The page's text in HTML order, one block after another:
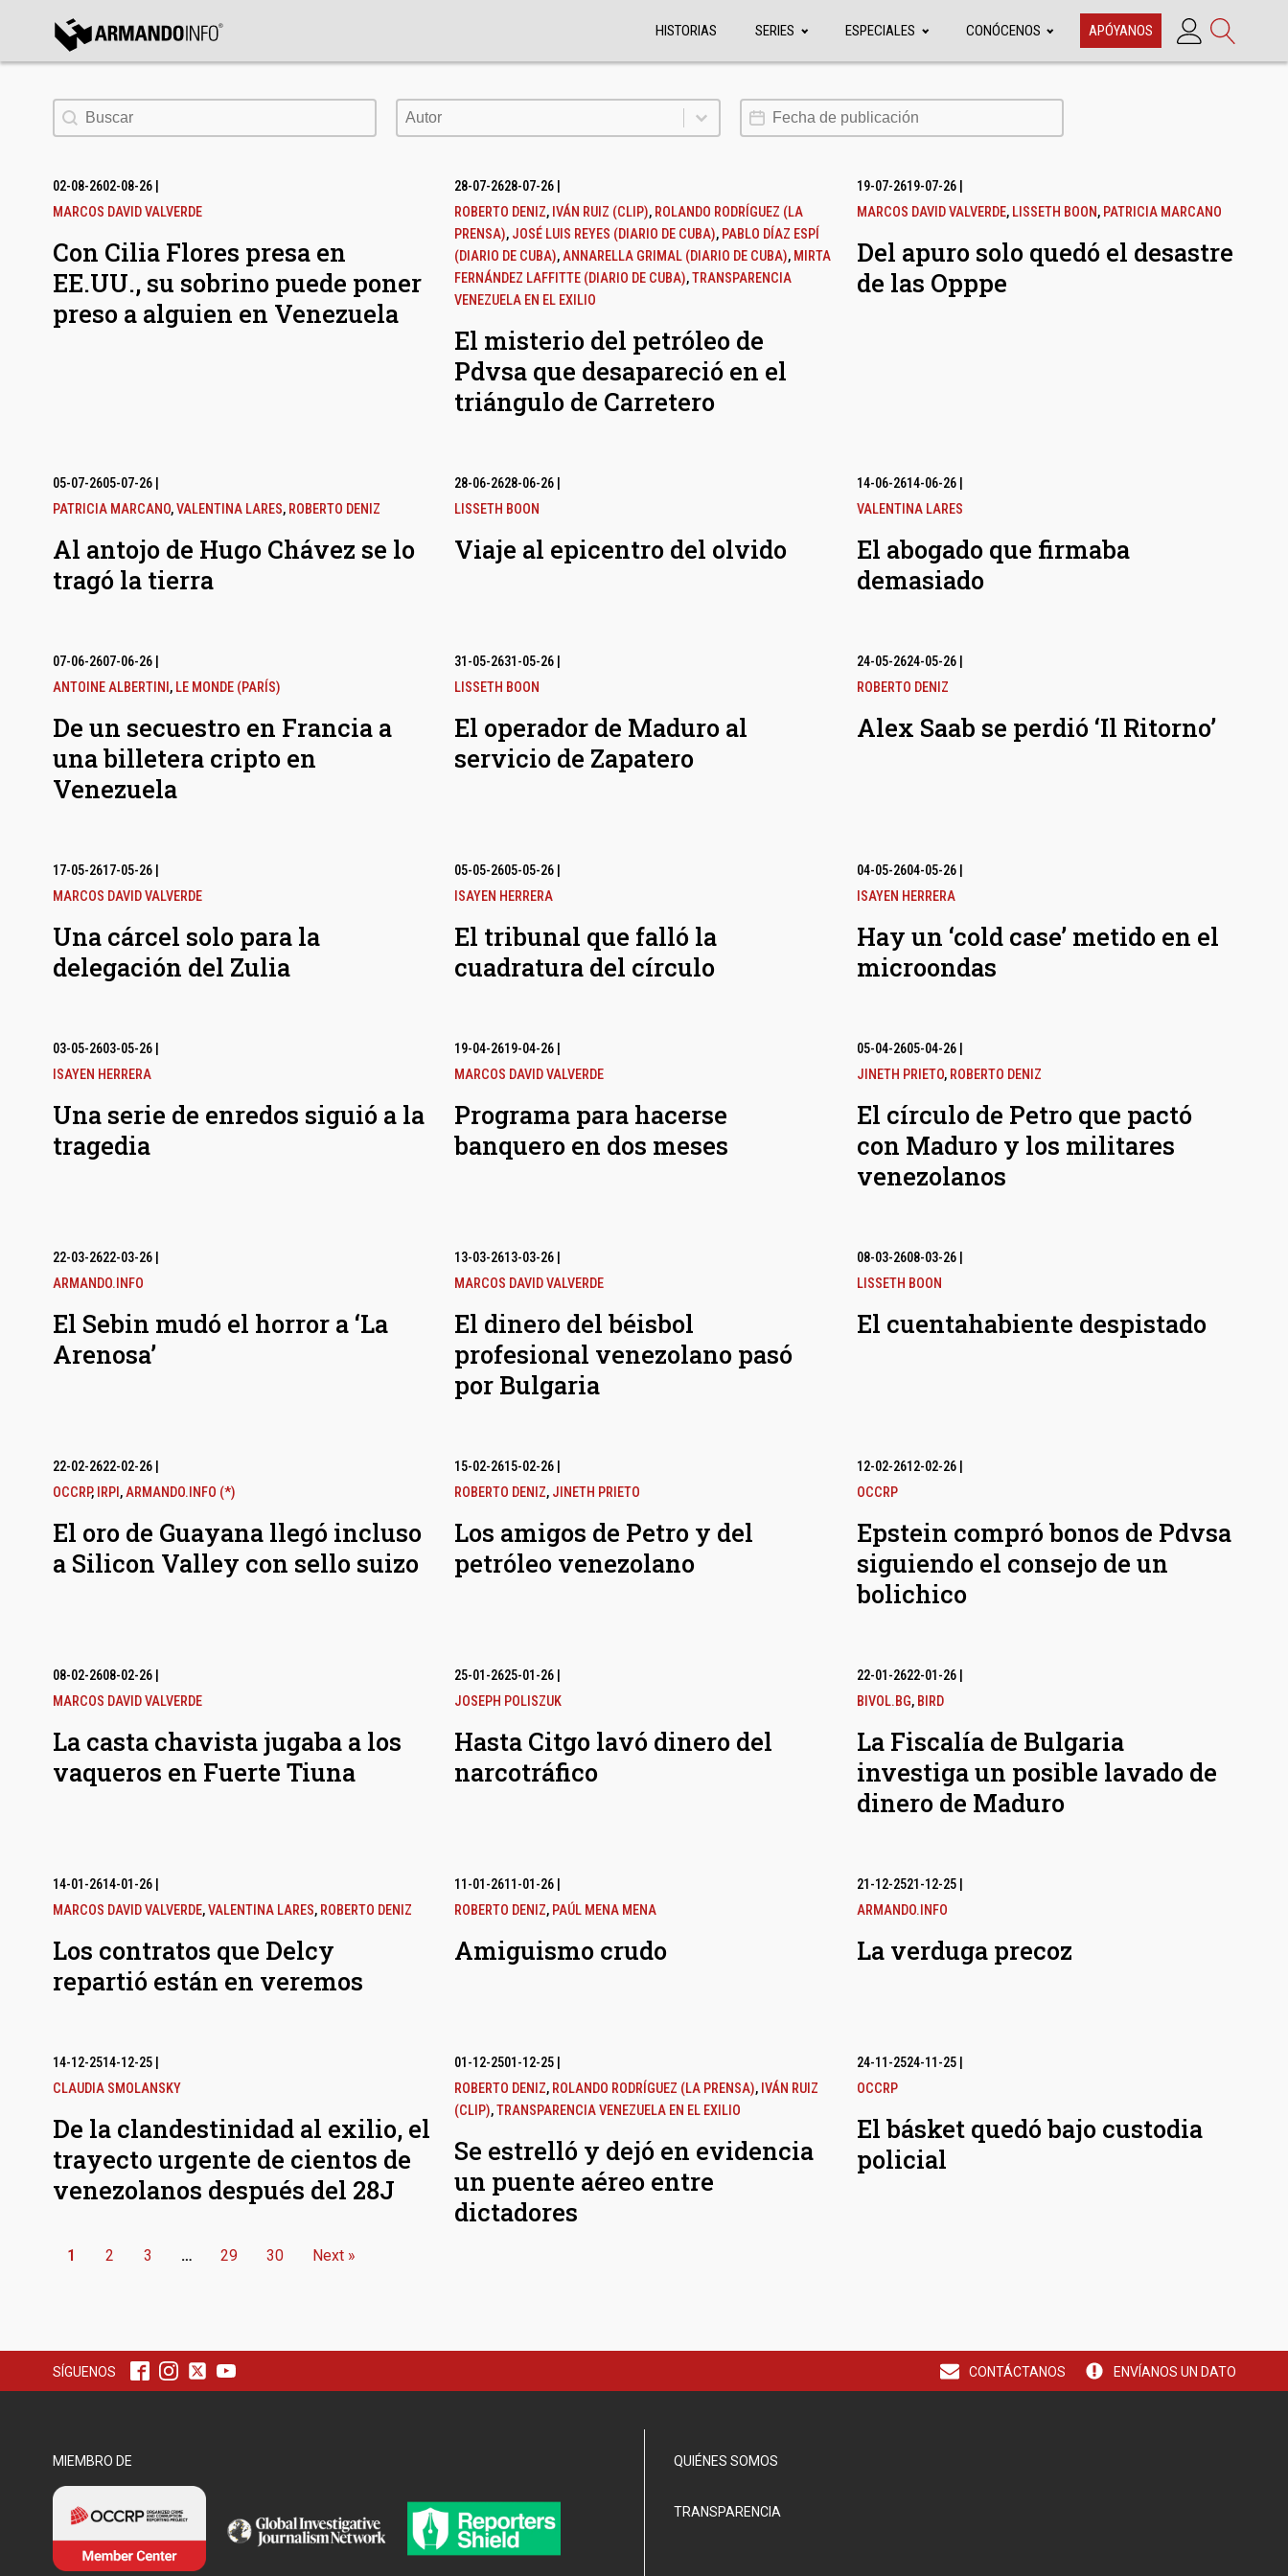
HISTORIAS SERIES ESPECIALES CONÓCENOS APÓYANOS
Buscar Autor
Autor Fecha de publicación
02-08-2602-08-26|
MARCOS DAVID VALVERDE
Con Cilia Flores presa en
EE.UU., su sobrino puede poner
preso a alguien en Venezuela
28-07-2628-07-26
ROBERTO DENIZ, IVÁN RUIZ (CLIP), ROLANDO RODRÍGUEZ (LA
PRENSA), JOSÉ LUIS REYES (DIARIO DE CUBA), PABLO DÍAZ ESPÍ
(DIARIO DE CUBA),ANNARELLA GRIMAL (DIARIO DE CUBA), MIRTA
FERNÁNDEZ LAFFITTE (DIARIO DE CUBA),TRANSPARENCIA
VENEZUELA EN EL EXILIO
El misterio del petróleo de
Pdvsa que desapareció en el
triángulo de Carretero
19-07-2619-07-26|
MARCOS DAVID VALVERDE, LISSETH BOON, PATRICIA MARCANO
Del apuro solo quedó el desastre
de las Opppe
05-07-2605-07-26|
PATRICIA MARCANO,VALENTINA LARES, ROBERTO DENIZ
Al antojo de Hugo Chávez se lo
tragó la tierra
28-06-2628-06-26
LISSETH BOON
Viaje al epicentro del olvido
14-06-2614-06-26|
VALENTINA LARES
El abogado que firmaba
demasiado
07-06-2607-06-26|
ANTOINE ALBERTINI , LE MONDE (PARÍS)
De un secuestro en Francia a
una billetera cripto en
Venezuela
31-05-2631-05-26
LISSETH BOON
El operador de Maduro al
servicio de Zapatero
24-05-2624-05-26|
ROBERTO DENIZ
Alex Saab se perdió ‘Il Ritorno’
17-05-2617-05-26|
MARCOS DAVID VALVERDE
Una cárcel solo para la
delegación del Zulia
05-05-2605-05-26
ISAYEN HERRERA
El tribunal que falló la
cuadratura del círculo
04-05-2604-05-26|
ISAYEN HERRERA
Hay un ‘cold case’ metido en el
microondas
03-05-2603-05-26|
ISAYEN HERRERA
Una serie de enredos siguió a la
tragedia
19-04-2619-04-26
MARCOS DAVID VALVERDE
Programa para hacerse
banquero en dos meses
05-04-2605-04-26|
JINETH PRIETO, ROBERTO DENIZ
El círculo de Petro que pactó
con Maduro y los militares
venezolanos
22-03-2622-03-26|
ARMANDO.INFO
El Sebin mudó el horror a ‘La
Arenosa’
13-03-2613-03-26
MARCOS DAVID VALVERDE
El dinero del béisbol
profesional venezolano pasó
por Bulgaria
08-03-2608-03-26|
LISSETH BOON
El cuentahabiente despistado
22-02-2622-02-26|
OCCRP, IRPI ,ARMANDO.INFO (*)
El oro de Guayana llegó incluso
a Silicon Valley con sello suizo
15-02-2615-02-26
ROBERTO DENIZ, JINETH PRIETO
Los amigos de Petro y del
petróleo venezolano
12-02-2612-02-26|
OCCRP
Epstein compró bonos de Pdvsa
siguiendo el consejo de un
bolichico
08-02-2608-02-26|
MARCOS DAVID VALVERDE
La casta chavista jugaba a los
vaqueros en Fuerte Tiuna
25-01-2625-01-26
JOSEPH POLISZUK
Hasta Citgo lavó dinero del
narcotráfico
22-01-2622-01-26|
BIVOL.BG, BIRD
La Fiscalía de Bulgaria
investiga un posible lavado de
dinero de Maduro
14-01-2614-01-26|
MARCOS DAVID VALVERDE,VALENTINA LARES, ROBERTO DENIZ
Los contratos que Delcy
repartió están en veremos
11-01-2611-01-26
ROBERTO DENIZ, PAÚL MENA MENA
Amiguismo crudo
21-12-2521-12-25|
ARMANDO.INFO
La verduga precoz
14-12-2514-12-25|
CLAUDIA SMOLANSKY
De la clandestinidad al exilio, el
trayecto urgente de cientos de
venezolanos después del 28J
01-12-2501-12-25
ROBERTO DENIZ, ROLANDO RODRÍGUEZ (LA PRENSA), IVÁN RUIZ
(CLIP),TRANSPARENCIA VENEZUELA EN EL EXILIO
Se estrelló y dejó en evidencia
un puente aéreo entre
dictadores
24-11-2524-11-25|
OCCRP
El básket quedó bajo custodia
policial
1 2 3 … 29 30 Next »
SÍGUENOS CONTÁCTANOS ENVÍANOS UN DATO
MIEMBRO DE QUIÉNES SOMOS
TRANSPARENCIA